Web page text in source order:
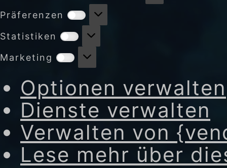
Präferenzen
Präferenzen
Statistiken Statistiken
Marketing Marketing
Optionen verwalten
Dienste verwalten
Verwalten von
Lese mehr über